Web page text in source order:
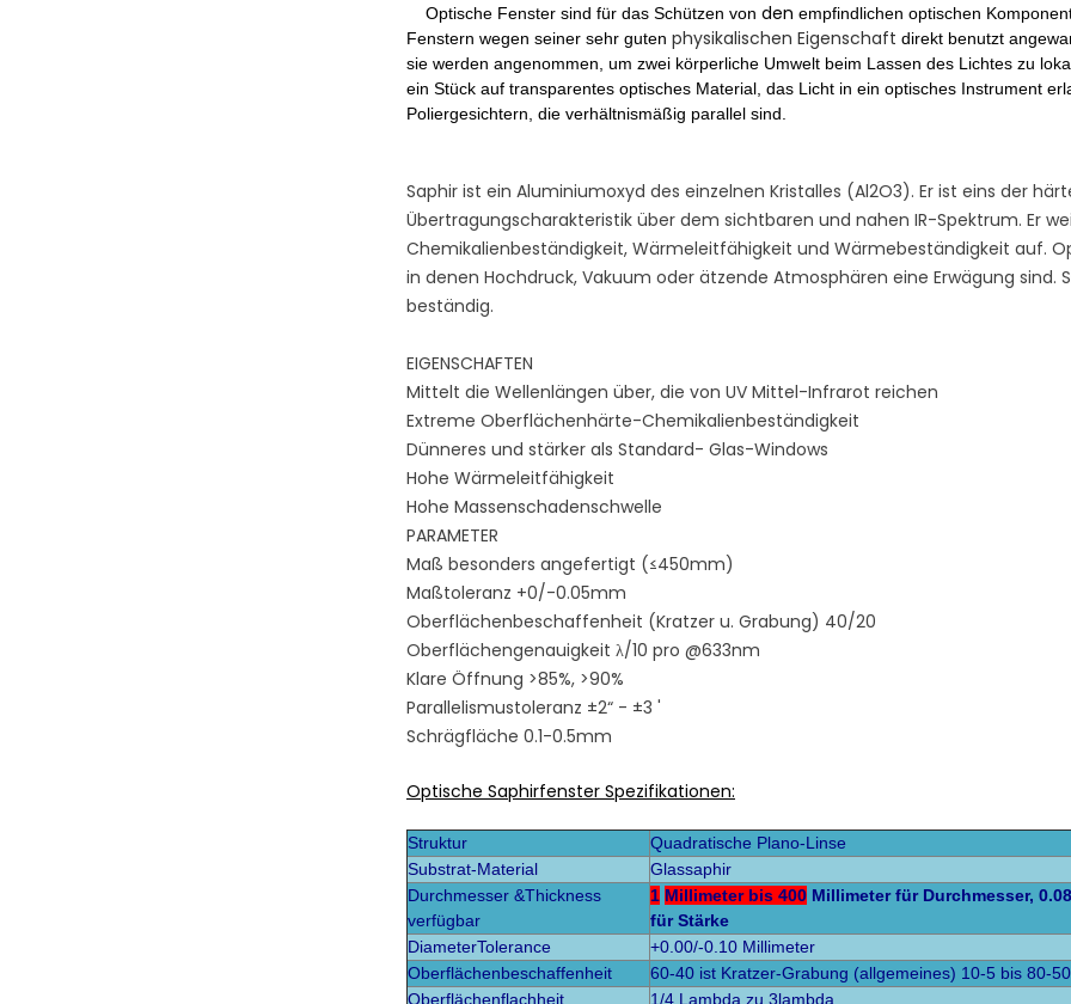
Optische Fenster sind für das Schützen von den empfindlichen optischen
Fenstern wegen seiner sehr guten physikalischen Eigenschaft direkt benutzt
sie werden angenommen, um zwei körperliche Umwelt beim Lassen des Lichtes zu
ein Stück auf transparentes optisches Material, das Licht in ein optisches Instrument
Poliergesichtern, die verhältnismäßig parallel sind.
Saphir ist ein Aluminiumoxyd des einzelnen Kristalles (Al2O3). Er ist eins der
Übertragungscharakteristik über dem sichtbaren und nahen IR-Spektrum. Er
Chemikalienbeständigkeit, Wärmeleitfähigkeit und Wärmebeständigkeit auf.
in denen Hochdruck, Vakuum oder ätzende Atmosphären eine Erwägung sind.
beständig.
EIGENSCHAFTEN
Mittelt die Wellenlängen über, die von UV Mittel-Infrarot reichen
Extreme Oberflächenhärte-Chemikalienbeständigkeit
Dünneres und stärker als Standard- Glas-Windows
Hohe Wärmeleitfähigkeit
Hohe Massenschadenschwelle
PARAMETER
Maß besonders angefertigt (≤450mm)
Maßtoleranz +0/-0.05mm
Oberflächenbeschaffenheit (Kratzer u. Grabung) 40/20
Oberflächengenauigkeit λ/10 pro @633nm
Klare Öffnung >85%, >90%
Parallelismustoleranz ±2“ - ±3 '
Schrägfläche 0.1-0.5mm
Optische Saphirfenster Spezifikationen:
Struktur Quadratische Plano-Linse
Substrat-Material
Glassaphir
Durchmesser &Thickness
verfügbar
1 Millimeter bis 400 Millimeter für Durchmesser,
für Stärke
DiameterTolerance
+0.00/-0.10 Millimeter
Oberflächenbeschaffenheit
60-40 ist Kratzer-Grabung (allgemeines) 10-5 bis 80-50
Oberflächenflachheit
1/4 Lambda zu 3lambda